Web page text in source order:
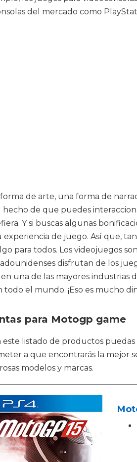
del mercado como
de arte, una forma de
de que puedes
Y si buscas algunas
experiencia de juego. Así que,
para todos. Los videojuegos
disfrutan de los
una de las mayores
todo el mundo. ¡Eso es mucho
para Motogp game
este listado de productos
a que encontrarás la mejor
modelos y marcas.